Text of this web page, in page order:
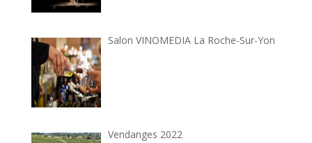
Salon VINOMEDIA La Roche-Sur-Yon
Vendanges 2022